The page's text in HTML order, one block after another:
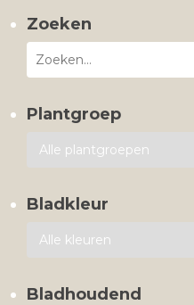
Zoeken
Plantgroep
Bladkleur
Bladhoudend